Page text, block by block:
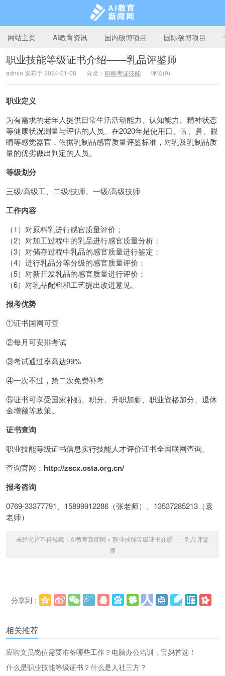
AI教育新闻网
网站主页 AI教育资讯 国内硕博项目 国际硕博项目
职业技能等级证书介绍——乳品评鉴师
admin 发布于 2024-01-08 分类： 职称考证技能 评论(0)
职业定义
为有需求的老年人提供日常生活活动能力、认知能力、精神状态
等健康状况测量与评估的人员。在2020年是使用口、舌、鼻、眼
睛等感觉器官，依据乳制品感官质量评鉴标准，对乳及乳制品质
量的优劣做出判定的人员。
等级划分
三级/高级工、二级/技师、一级/高级技师
工作内容
（1）对原料乳进行感官质量评价；
（2）对加工过程中的乳品进行感官质量分析；
（3）对储存过程中乳品的感官质量进行鉴定；
（4）进行乳品分等分级的感官质量评价；
（5）对新开发乳品的感官质量进行评价；
（6）对乳品配料和工艺提出改进意见。
报考优势
①证书国网可查
②每月可安排考试
③考试通过率高达99%
④一次不过，第二次免费补考
⑤证书可享受国家补贴、积分、升职加薪、职业资格加分、退休
金增额等政策。
证书查询
职业技能等级证书信息实行技能人才评价证书全国联网查询。
查询官网： http://zscx.osta.org.cn/
报考咨询
0769-33377791、15899912286（张老师）、13537285213（袁
老师）
未经允许不得转载： AI教育新闻网 » 职业技能等级证书介绍——乳品评鉴
师
分享到：
相关推荐
应聘文员岗位需要准备哪些工作？电脑办公培训，宝妈首选！
什么是职业技能等级证书？什么是人社三方？